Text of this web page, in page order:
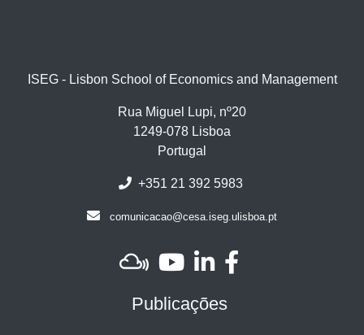
ISEG - Lisbon School of Economics and Management
Rua Miguel Lupi, nº20
1249-078 Lisboa
Portugal
+351 21 392 5983
comunicacao@cesa.iseg.ulisboa.pt
Publicações